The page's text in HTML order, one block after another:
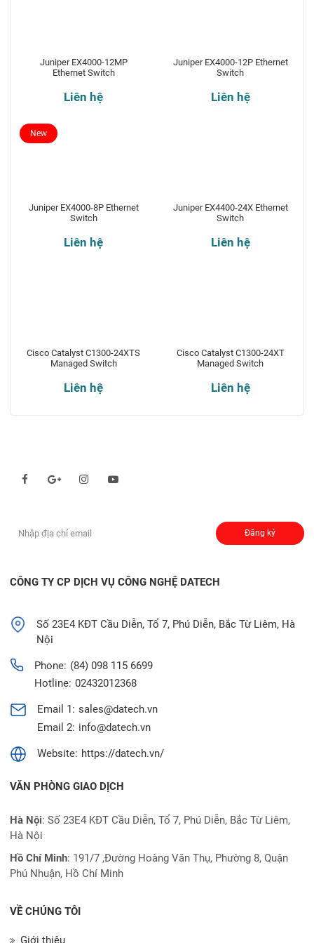
Juniper EX4000-12MP
Ethernet Switch
Liên hệ
Juniper EX4000-12P Ethernet
Switch
Liên hệ
Juniper EX4000-8P Ethernet
Switch
Liên hệ
New
Juniper EX4400-24X Ethernet
Switch
Liên hệ
Cisco Catalyst C1300-24XTS
Managed Switch
Liên hệ
Cisco Catalyst C1300-24XT
Managed Switch
Liên hệ
Đăng ký
CÔNG TY CP DỊCH VỤ CÔNG NGHỆ DATECH
Số 23E4 KĐT Cầu Diễn, Tổ 7, Phú Diễn, Bắc Từ Liêm, Hà
Nội
Phone: (84) 098 115 6699
Hotline: 02432012368
Email 1: sales@datech.vn
Email 2: info@datech.vn
Website: https://datech.vn/
VĂN PHÒNG GIAO DỊCH
Hà Nội: Số 23E4 KĐT Cầu Diễn, Tổ 7, Phú Diễn, Bắc Từ Liêm,
Hà Nội
Hồ Chí Minh: 191/7 ,Đường Hoàng Văn Thụ, Phường 8, Quận
Phú Nhuận, Hồ Chí Minh
VỀ CHÚNG TÔI
Giới thiệu